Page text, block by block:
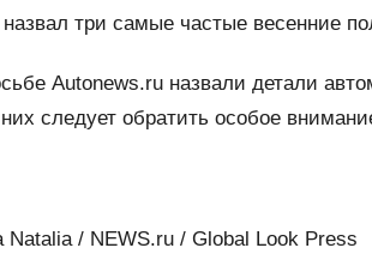
три самые частые весенние
Autonews.ru назвали детали
следует обратить особое
Natalia / NEWS.ru / Global Look Press